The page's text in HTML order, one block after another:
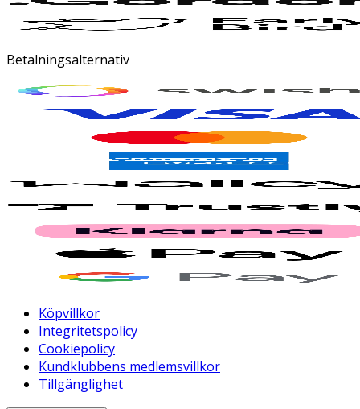
Betalningsalternativ
Köpvillkor
Integritetspolicy
Cookiepolicy
Kundklubbens medlemsvillkor
Tillgänglighet